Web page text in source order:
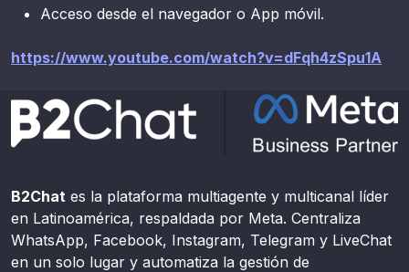
Acceso desde el navegador o App móvil.
https://www.youtube.com/watch?v=dFqh4zSpu1A
B2Chat es la plataforma multiagente y multicanal líder
en Latinoamérica, respaldada por Meta. Centraliza
WhatsApp, Facebook, Instagram, Telegram y LiveChat
en un solo lugar y automatiza la gestión de